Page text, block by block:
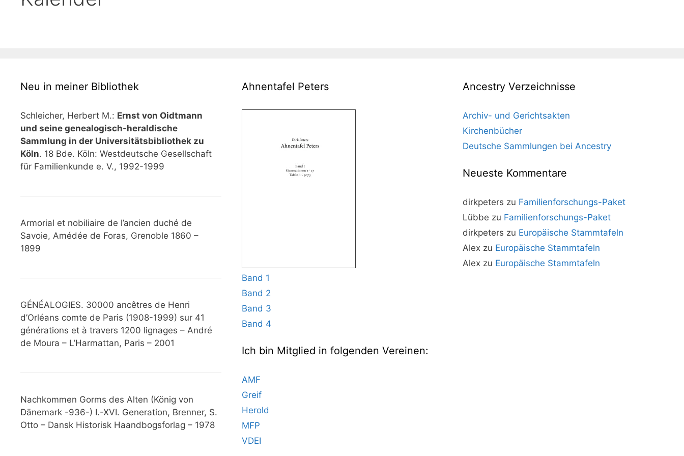
Neu in meiner Bibliothek
Schleicher, Herbert M.: Ernst von Oidtmann
und seine genealogisch-heraldische
Sammlung in der Universitätsbibliothek zu
Köln. 18 Bde. Köln: Westdeutsche Gesellschaft
für Familienkunde e. V., 1992-1999
Armorial et nobiliaire de l’ancien duché de
Savoie, Amédée de Foras, Grenoble 1860 –
1899
GÉNÉALOGIES. 30000 ancêtres de Henri
d’Orléans comte de Paris (1908-1999) sur 41
générations et à travers 1200 lignages – André
de Moura – L’Harmattan, Paris – 2001
Nachkommen Gorms des Alten (König von
Dänemark -936-) I.-XVI. Generation, Brenner, S.
Otto – Dansk Historisk Haandbogsforlag – 1978
Ahnentafel Peters
Band 1
Band 2
Band 3
Band 4
Ich bin Mitglied in folgenden Vereinen:
AMF
Greif
Herold
MFP
VDEI
Ancestry Verzeichnisse
Archiv- und Gerichtsakten
Kirchenbücher
Deutsche Sammlungen bei Ancestry
Neueste Kommentare
dirkpeters zu Familienforschungs-Paket
Lübbe zu Familienforschungs-Paket
dirkpeters zu Europäische Stammtafeln
Alex zu Europäische Stammtafeln
Alex zu Europäische Stammtafeln